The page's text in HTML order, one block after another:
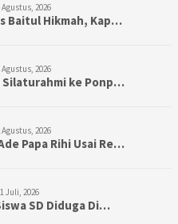
Agustus, 2026
Baitul Hikmah, Kap…
Agustus, 2026
Silaturahmi ke Ponp…
Agustus, 2026
Papa Rihi Usai Re…
Juli, 2026
SD Diduga Di…